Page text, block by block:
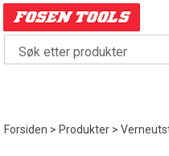
Forsiden>Produkter>